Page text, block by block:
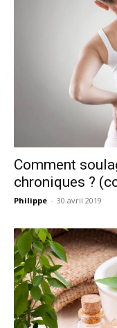
Comment
chroniques ?
Philippe - 30 avril 2019